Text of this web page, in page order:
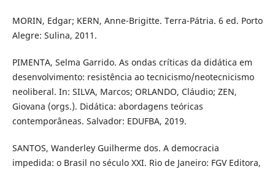
MORIN, Edgar; KERN, Anne-Brigitte. Terra-Pátria. 6 ed. Porto
Alegre: Sulina, 2011.
PIMENTA, Selma Garrido. As ondas críticas da didática em
desenvolvimento: resistência ao tecnicismo/neotecnicismo
neoliberal. In: SILVA, Marcos; ORLANDO, Cláudio; ZEN,
Giovana (orgs.). Didática: abordagens teóricas
contemporâneas. Salvador: EDUFBA, 2019.
SANTOS, Wanderley Guilherme dos. A democracia
impedida: o Brasil no século XXI. Rio de Janeiro: FGV Editora,